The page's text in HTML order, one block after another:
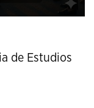
de Estudios